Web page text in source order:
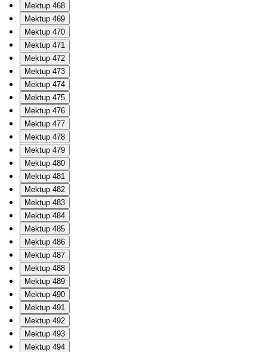
Mektup 468
Mektup 469
Mektup 470
Mektup 471
Mektup 472
Mektup 473
Mektup 474
Mektup 475
Mektup 476
Mektup 477
Mektup 478
Mektup 479
Mektup 480
Mektup 481
Mektup 482
Mektup 483
Mektup 484
Mektup 485
Mektup 486
Mektup 487
Mektup 488
Mektup 489
Mektup 490
Mektup 491
Mektup 492
Mektup 493
Mektup 494